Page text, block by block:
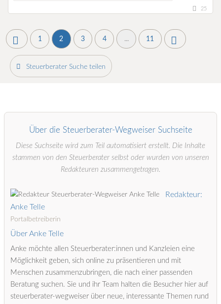
25
1 2 3 4 ... 11
Steuerberater Suche teilen
Über die Steuerberater-Wegweiser Suchseite
Diese Suchseite wird zum Teil automatisiert erstellt. Die Inhalte
stammen von den Steuerberater selbst oder wurden von unseren
Redakteuren zusammengetragen.
Redakteur:
Anke Telle
Portalbetreiberin
Über Anke Telle
Anke möchte allen Steuerberater:innen und Kanzleien eine
Möglichkeit geben, sich online zu präsentieren und mit
Menschen zusammenzubringen, die nach einer passenden
Beratung suchen. Sie und ihr Team halten die Besucher hier auf
steuerberater-wegweiser über neue, interessante Themen rund